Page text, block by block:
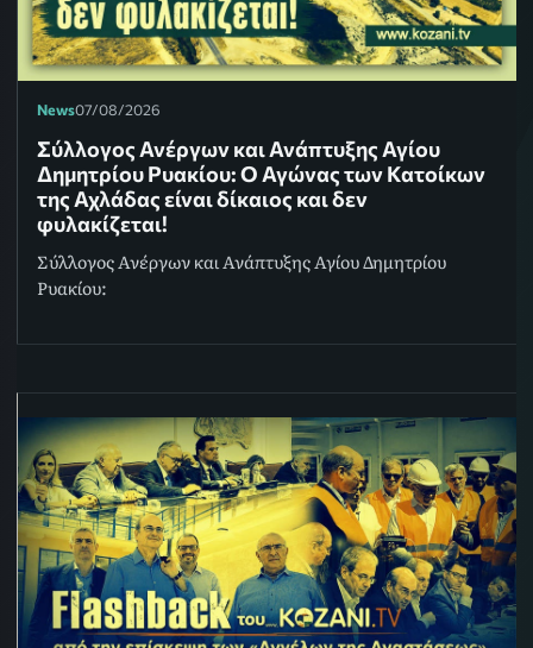
News07/08/2026
Σύλλογος Ανέργων και Ανάπτυξης Αγίου
Δημητρίου Ρυακίου: Ο Αγώνας των Κατοίκων
της Αχλάδας είναι δίκαιος και δεν
φυλακίζεται!
Σύλλογος Ανέργων και Ανάπτυξης Αγίου Δημητρίου
Ρυακίου: